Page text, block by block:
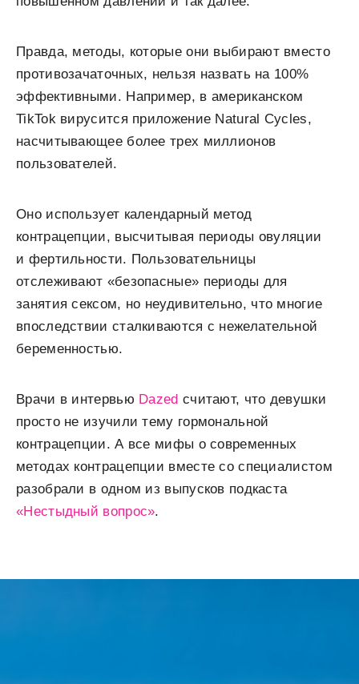
Правда, методы, которые они выбирают вместо
противозачаточных, нельзя назвать на 100%
эффективными. Например, в американском
TikTok вирусится приложение Natural Cycles,
насчитывающее более трех миллионов
пользователей.
Оно использует календарный метод
контрацепции, высчитывая периоды овуляции
и фертильности. Пользовательницы
отслеживают «безопасные» периоды для
занятия сексом, но неудивительно, что многие
впоследствии сталкиваются с нежелательной
беременностью.
Врачи в интервью Dazed считают, что девушки
просто не изучили тему гормональной
контрацепции. А все мифы о современных
методах контрацепции вместе со специалистом
разобрали в одном из выпусков подкаста
«Нестыдный вопрос».